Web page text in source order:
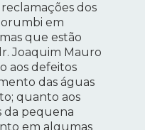
dos
em
que estão
Joaquim Mauro
aos defeitos
das águas
quanto aos
da pequena
em algumas